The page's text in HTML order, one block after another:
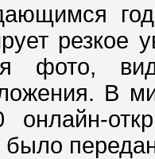
год
резкое
фото,
В
онлайн-